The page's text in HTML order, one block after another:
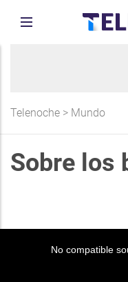
Telenoche > Mundo
Sobre los
No compatible